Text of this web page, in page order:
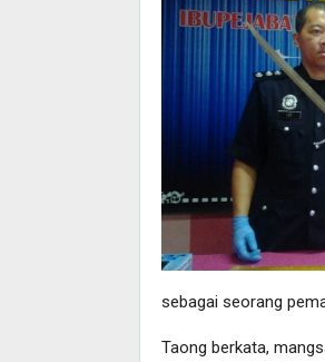
sebagai seorang
Taong berkata,